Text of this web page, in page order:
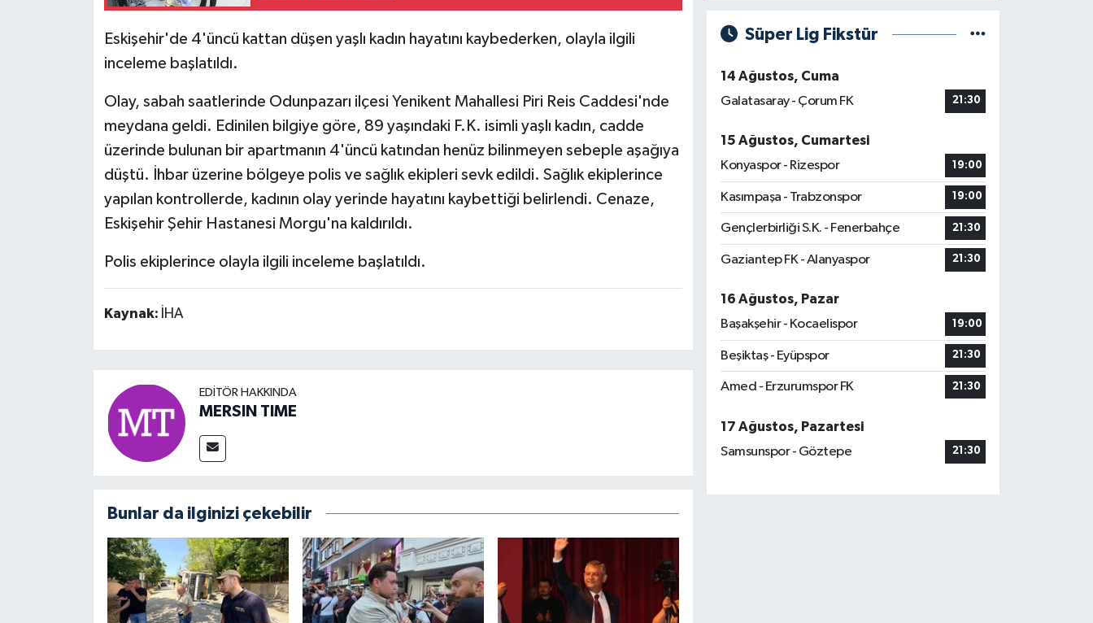
Eskişehir'de 4'üncü kattan düşen yaşlı kadın hayatını kaybederken, olayla ilgili
inceleme başlatıldı.
Olay, sabah saatlerinde Odunpazarı ilçesi Yenikent Mahallesi Piri Reis Caddesi'nde
meydana geldi. Edinilen bilgiye göre, 89 yaşındaki F.K. isimli yaşlı kadın, cadde
üzerinde bulunan bir apartmanın 4'üncü katından henüz bilinmeyen sebeple aşağıya
düştü. İhbar üzerine bölgeye polis ve sağlık ekipleri sevk edildi. Sağlık ekiplerince
yapılan kontrollerde, kadının olay yerinde hayatını kaybettiği belirlendi. Cenaze,
Eskişehir Şehir Hastanesi Morgu'na kaldırıldı.
Polis ekiplerince olayla ilgili inceleme başlatıldı.
Kaynak: İHA
EDITÖR HAKKINDA
MERSIN TIME
Bunlar da ilginizi çekebilir
Süper Lig Fikstür
14 Ağustos, Cuma
Galatasaray - Çorum FK
21:30
15 Ağustos, Cumartesi
Konyaspor - Rizespor
19:00
Kasımpaşa - Trabzonspor 19:00
Gençlerbirliği S.K. - Fenerbahçe 21:30
Gaziantep FK - Alanyaspor 21:30
16 Ağustos, Pazar
Başakşehir - Kocaelispor
19:00
Beşiktaş - Eyüpspor 21:30
Amed - Erzurumspor FK 21:30
17 Ağustos, Pazartesi
Samsunspor - Göztepe
21:30